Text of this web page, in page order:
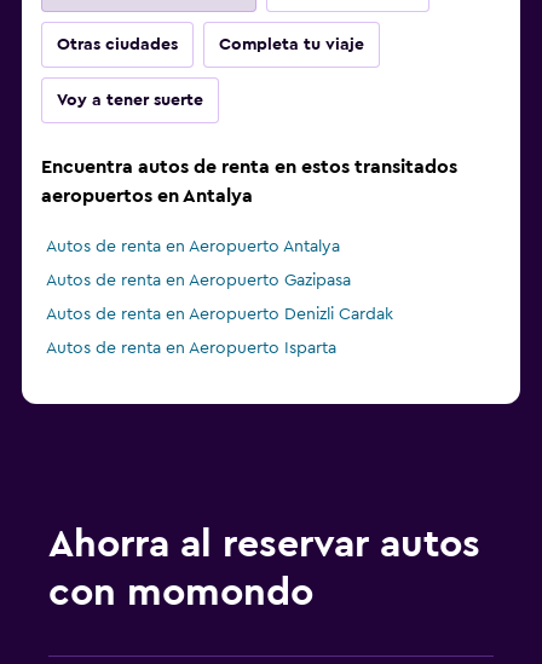
Otras ciudades Completa tu viaje
Voy a tener suerte
Encuentra autos de renta en estos transitados
aeropuertos en Antalya
Autos de renta en Aeropuerto Antalya
Autos de renta en Aeropuerto Gazipasa
Autos de renta en Aeropuerto Denizli Cardak
Autos de renta en Aeropuerto Isparta
Ahorra al reservar autos
con momondo